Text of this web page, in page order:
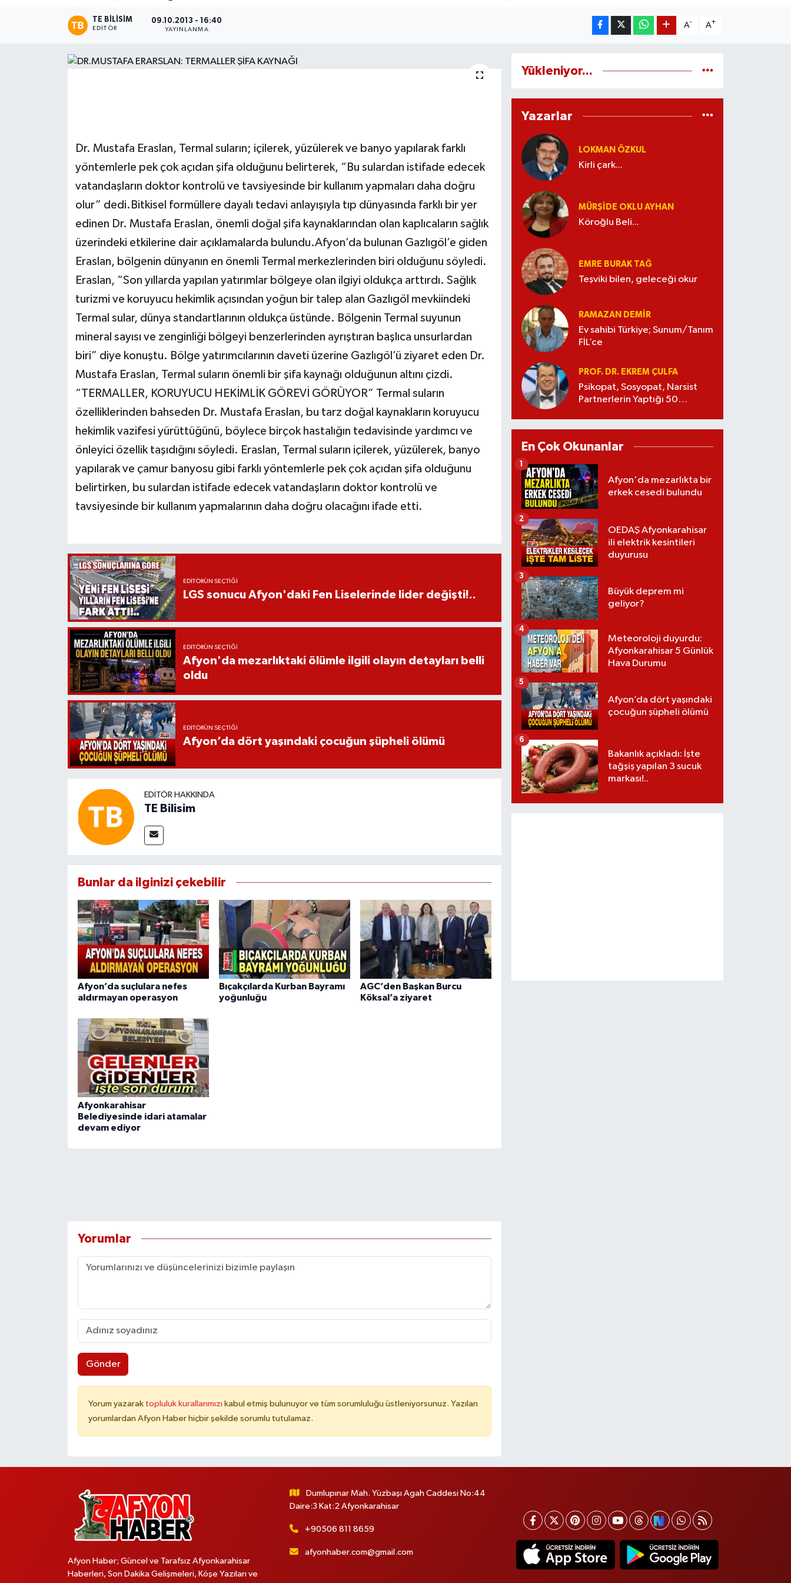
TE BILISIM
EDITÖR
09.10.2013 - 16:40
YAYINLANMA
A- A+
Dr. Mustafa Eraslan, Termal suların; içilerek, yüzülerek ve banyo yapılarak farklı
yöntemlerle pek çok açıdan şifa olduğunu belirterek, “Bu sulardan istifade edecek
vatandaşların doktor kontrolü ve tavsiyesinde bir kullanım yapmaları daha doğru
olur” dedi.Bitkisel formüllere dayalı tedavi anlayışıyla tıp dünyasında farklı bir yer
edinen Dr. Mustafa Eraslan, önemli doğal şifa kaynaklarından olan kaplıcaların sağlık
üzerindeki etkilerine dair açıklamalarda bulundu.Afyon’da bulunan Gazlıgöl’e giden
Eraslan, bölgenin dünyanın en önemli Termal merkezlerinden biri olduğunu söyledi.
Eraslan, “Son yıllarda yapılan yatırımlar bölgeye olan ilgiyi oldukça arttırdı. Sağlık
turizmi ve koruyucu hekimlik açısından yoğun bir talep alan Gazlıgöl mevkiindeki
Termal sular, dünya standartlarının oldukça üstünde. Bölgenin Termal suyunun
mineral sayısı ve zenginliği bölgeyi benzerlerinden ayrıştıran başlıca unsurlardan
biri” diye konuştu. Bölge yatırımcılarının daveti üzerine Gazlıgöl’ü ziyaret eden Dr.
Mustafa Eraslan, Termal suların önemli bir şifa kaynağı olduğunun altını çizdi.
“TERMALLER, KORUYUCU HEKİMLİK GÖREVİ GÖRÜYOR” Termal suların
özelliklerinden bahseden Dr. Mustafa Eraslan, bu tarz doğal kaynakların koruyucu
hekimlik vazifesi yürüttüğünü, böylece birçok hastalığın tedavisinde yardımcı ve
önleyici özellik taşıdığını söyledi. Eraslan, Termal suların içilerek, yüzülerek, banyo
yapılarak ve çamur banyosu gibi farklı yöntemlerle pek çok açıdan şifa olduğunu
belirtirken, bu sulardan istifade edecek vatandaşların doktor kontrolü ve
tavsiyesinde bir kullanım yapmalarının daha doğru olacağını ifade etti.
EDITÖRÜN SEÇTIĞI
LGS sonucu Afyon'daki Fen Liselerinde lider değişti!..
EDITÖRÜN SEÇTIĞI
Afyon'da mezarlıktaki ölümle ilgili olayın detayları belli
oldu
EDITÖRÜN SEÇTIĞI
Afyon’da dört yaşındaki çocuğun şüpheli ölümü
EDITÖR HAKKINDA
TE Bilisim
Bunlar da ilginizi çekebilir
Afyon’da suçlulara nefes
aldırmayan operasyon
Bıçakçılarda Kurban Bayramı
yoğunluğu
AGC’den Başkan Burcu
Köksal’a ziyaret
Afyonkarahisar
Belediyesinde idari atamalar
devam ediyor
Yorumlar
Gönder
Yorum yazarak topluluk kurallarımızı kabul etmiş bulunuyor ve tüm sorumluluğu üstleniyorsunuz. Yazılan
yorumlardan Afyon Haber hiçbir şekilde sorumlu tutulamaz.
Yükleniyor...
Yazarlar
LOKMAN ÖZKUL
Kirli çark...
MÜRŞIDE OKLU AYHAN
Köroğlu Beli...
EMRE BURAK TAĞ
Teşviki bilen, geleceği okur
RAMAZAN DEMİR
Ev sahibi Türkiye; Sunum/Tanım
FİL’ce
PROF. DR. EKREM ÇULFA
Psikopat, Sosyopat, Narsist
Partnerlerin Yaptığı 50
En Çok Okunanlar
Afyon'da mezarlıkta bir
erkek cesedi bulundu
1
OEDAŞ Afyonkarahisar
ili elektrik kesintileri
duyurusu
2
Büyük deprem mi
geliyor?
3
Meteoroloji duyurdu:
Afyonkarahisar 5 Günlük
Hava Durumu
4
Afyon’da dört yaşındaki
çocuğun şüpheli ölümü
5
Bakanlık açıkladı: İşte
tağşiş yapılan 3 sucuk
markası!..
6
Afyon Haber; Güncel ve Tarafsız Afyonkarahisar
Haberleri, Son Dakika Gelişmeleri, Köşe Yazıları ve
Dumlupınar Mah. Yüzbaşı Agah Caddesi No:44
Daire:3 Kat:2 Afyonkarahisar
+90506 811 8659
afyonhaber.com@gmail.com
Magazin